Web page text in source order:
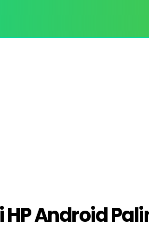
Android